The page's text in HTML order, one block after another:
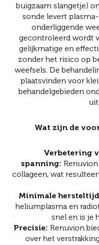
buigzaam slangetje)
sonde levert
onderliggende
gecontroleerd wordt
gelijkmatige en
zonder het risico op
weefsels. De
plaatsvinden voor
behandelgebieden
Wat zijn de
Verbetering
spanning:
collageen, wat
Minimale
heliumplasma en
snel en is je
Precisie: Renuvion
over het